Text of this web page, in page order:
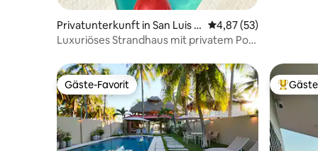
Privatunterkunft in San Luis L
a Herradura
Durchschnittliche
4,87 (53)
Luxuriöses Strandhaus mit privatem Pool
Gäste-Favorit
Gäste-Favorit